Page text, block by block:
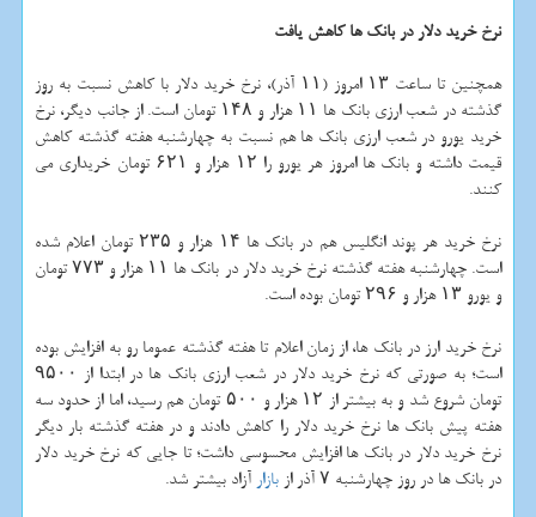
نرخ خرید دلار در بانك ها كاهش یافت
همچنین تا ساعت ۱۳ امروز (۱۱ آذر)، نرخ خرید دلار با كاهش نسبت به روز
گذشته در شعب ارزی بانك ها ۱۱ هزار و ۱۴۸ تومان است. از جانب دیگر، نرخ
خرید یورو در شعب ارزی بانك ها هم نسبت به چهارشنبه هفته گذشته كاهش
قیمت داشته و بانك ها امروز هر یورو را ۱۲ هزار و ۶۲۱ تومان خریداری می
كنند.
نرخ خرید هر پوند انگلیس هم در بانك ها ۱۴ هزار و ۲۳۵ تومان اعلام شده
است. چهارشنبه هفته گذشته نرخ خرید دلار در بانك ها ۱۱ هزار و ۷۷۳ تومان
و یورو ۱۳ هزار و ۲۹۶ تومان بوده است.
نرخ خرید ارز در بانك ها، از زمان اعلام تا هفته گذشته عموما رو به افزایش بوده
است؛ به صورتی كه نرخ خرید دلار در شعب ارزی بانك ها در ابتدا از ۹۵۰۰
تومان شروع شد و به بیشتر از ۱۲ هزار و ۵۰۰ تومان هم رسید، اما از حدود سه
هفته پیش بانك ها نرخ خرید دلار را كاهش دادند و در هفته گذشته بار دیگر
نرخ خرید دلار در بانك ها افزایش محسوسی داشت؛ تا جایی كه نرخ خرید دلار
در بانك ها در روز چهارشنبه ۷ آذر از
بازار آزاد بیشتر شد.